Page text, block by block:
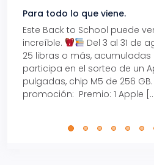
Para todo lo que viene.
Este Back to School puede
increíble.
Del 3 al 31 de
25 libras o más, acumuladas
participa en el sorteo de un
pulgadas, chip M5 de 256
promoción: Premio: 1 Apple